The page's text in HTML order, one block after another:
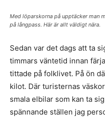
Med löparskorna på upptäcker man
på långpass. Här är allt väldigt nära.
Sedan var det dags att ta
timmars väntetid innan
tittade på folklivet. På ön
kilot. Där turisternas
smala elbilar som kan ta
spännande ställen jag